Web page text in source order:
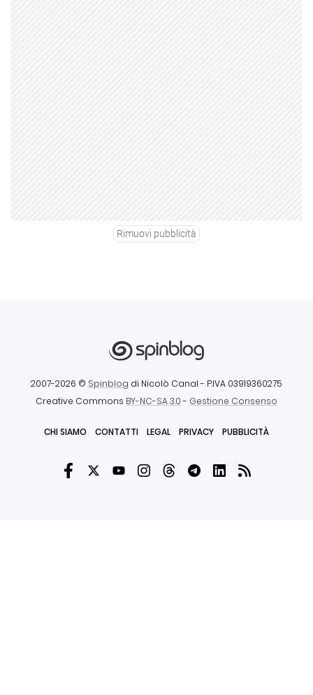
Rimuovi pubblicità
2007-2026 © Spinblog di Nicolò Canal - P.IVA 03919360275
Creative Commons BY-NC-SA 3.0- Gestione Consenso
CHI SIAMO CONTATTI LEGAL PRIVACY PUBBLICITÀ